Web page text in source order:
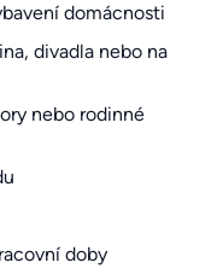
domácnosti
divadla nebo na
nebo rodinné
doby